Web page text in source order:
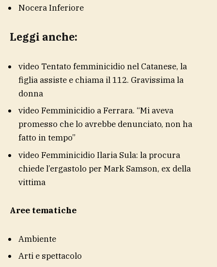
Nocera Inferiore
Leggi anche:
video Tentato femminicidio nel Catanese, la
figlia assiste e chiama il 112. Gravissima la
donna
video Femminicidio a Ferrara. “Mi aveva
promesso che lo avrebbe denunciato, non ha
fatto in tempo”
video Femminicidio Ilaria Sula: la procura
chiede l’ergastolo per Mark Samson, ex della
vittima
Aree tematiche
Ambiente
Arti e spettacolo